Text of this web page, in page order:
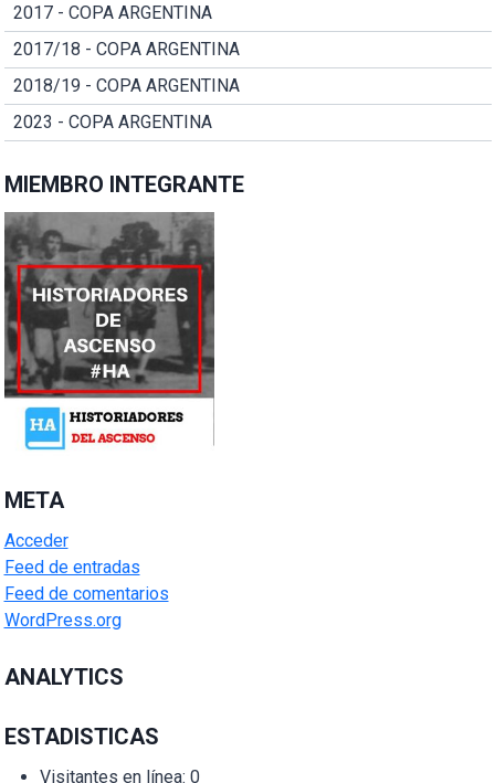
2017 - COPA ARGENTINA
2017/18 - COPA ARGENTINA
2018/19 - COPA ARGENTINA
2023 - COPA ARGENTINA
MIEMBRO INTEGRANTE
META
Acceder
Feed de entradas
Feed de comentarios
WordPress.org
ANALYTICS
ESTADISTICAS
Visitantes en línea: 0